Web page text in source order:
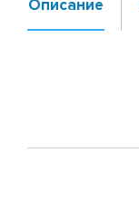
Описание